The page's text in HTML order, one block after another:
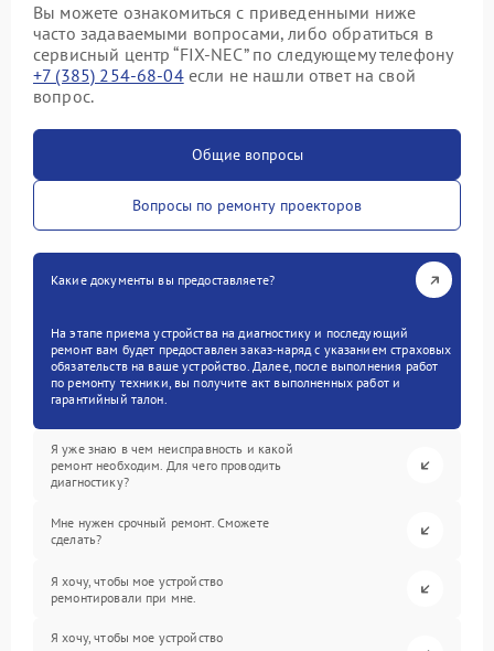
Вы можете ознакомиться с приведенными ниже
часто задаваемыми вопросами, либо обратиться в
сервисный центр “FIX-NEC” по следующему телефону
+7 (385) 254-68-04если не нашли ответ на свой
вопрос.
Общие вопросы
Вопросы по ремонту проекторов
Какие документы вы предоставляете?
На этапе приема устройства на диагностику и последующий
ремонт вам будет предоставлен заказ-наряд с указанием страховых
обязательств на ваше устройство. Далее, после выполнения работ
по ремонту техники, вы получите акт выполненных работ и
гарантийный талон.
Я уже знаю в чем неисправность и какой
ремонт необходим. Для чего проводить
диагностику?
Мне нужен срочный ремонт. Сможете
сделать?
Я хочу, чтобы мое устройство
ремонтировали при мне.
Я хочу, чтобы мое устройство